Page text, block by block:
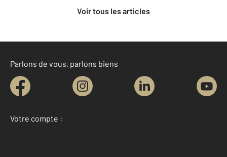
Voir tous les articles
Parlons de vous, parlons biens
Votre compte :
Accéder à mon compte